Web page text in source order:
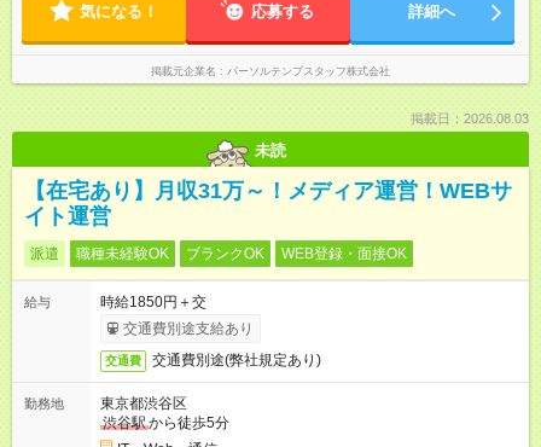
気になる！ 応募する 詳細へ
掲載元企業名 パーソルテンプスタッフ株式会社
掲載日：2026.08.03
未読
【在宅あり】月収31万～！メディア運営！WEBサ
イト運営
派遣 職種未経験OK ブランクOK WEB登録・面接OK
給与
時給1850円＋交
交通費別途支給あり
交通費 交通費別途(弊社規定あり)
勤務地
東京都渋谷区
渋谷駅から徒歩5分